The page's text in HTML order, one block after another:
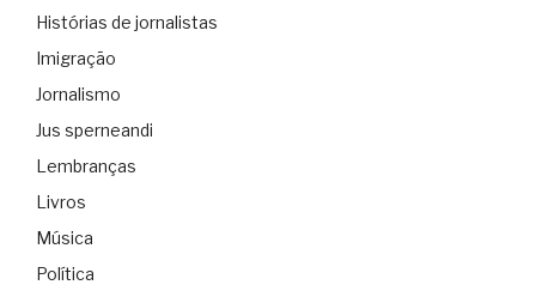
Histórias de jornalistas
Imigração
Jornalismo
Jus sperneandi
Lembranças
Livros
Música
Política